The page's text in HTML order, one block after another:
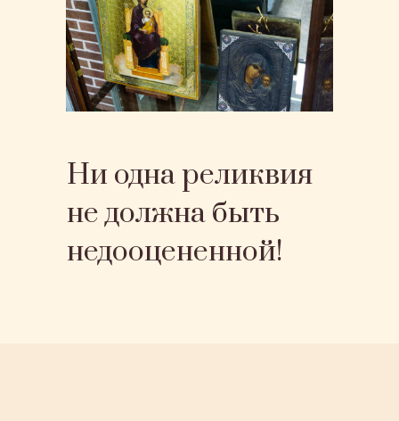
Ни одна реликвия
не должна быть
недооцененной!